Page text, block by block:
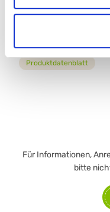
PASTRY FILLING
96902
Produktdatenblatt
Für Informationen,
bitte